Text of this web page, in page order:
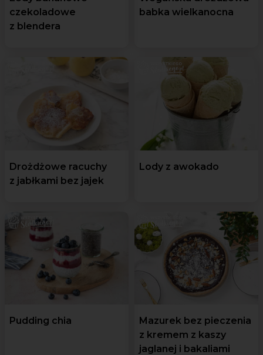
czekoladowe
z blendera
babka wielkanocna
Drożdżowe racuchy
z jabłkami bez jajek
Lody z awokado
Pudding chia
Mazurek bez pieczenia
z kremem z kaszy
jaglanej i bakaliami